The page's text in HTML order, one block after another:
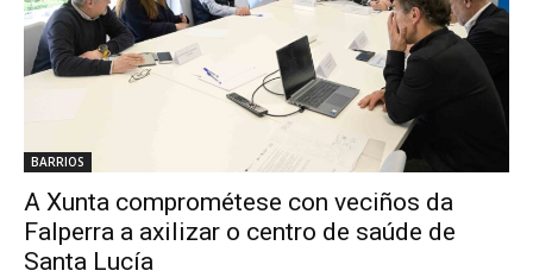
BARRIOS
A Xunta comprométese con veciños da
Falperra a axilizar o centro de saúde de
Santa Lucía